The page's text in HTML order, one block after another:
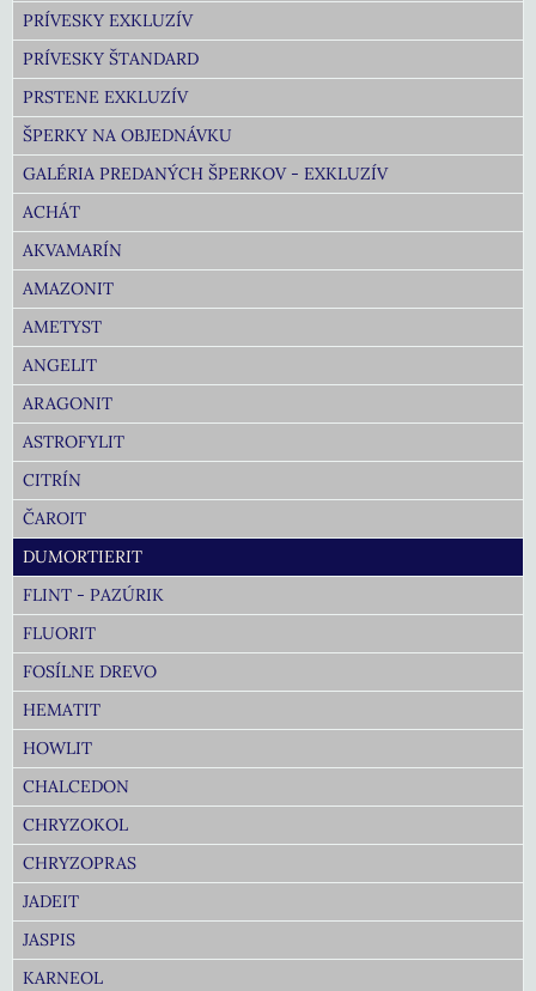
PRÍVESKY EXKLUZÍV
PRÍVESKY ŠTANDARD
PRSTENE EXKLUZÍV
ŠPERKY NA OBJEDNÁVKU
GALÉRIA PREDANÝCH ŠPERKOV - EXKLUZÍV
ACHÁT
AKVAMARÍN
AMAZONIT
AMETYST
ANGELIT
ARAGONIT
ASTROFYLIT
CITRÍN
ČAROIT
DUMORTIERIT
FLINT - PAZÚRIK
FLUORIT
FOSÍLNE DREVO
HEMATIT
HOWLIT
CHALCEDON
CHRYZOKOL
CHRYZOPRAS
JADEIT
JASPIS
KARNEOL